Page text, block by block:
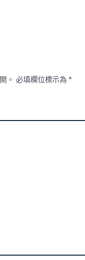
。 必填欄位標示為 *